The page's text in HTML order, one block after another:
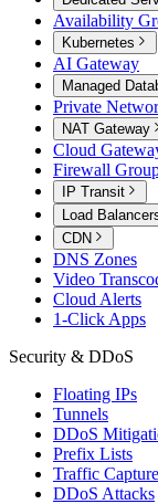
Availability
Kubernetes
AI Gateway
Managed
Private
NAT Gateway
Cloud
Firewall
IP Transit
Load
CDN
DNS Zones
Video
Cloud Alerts
1-Click Apps
Security & DDoS
Floating IPs
Tunnels
DDoS
Prefix Lists
Traffic Capture
DDoS Attacks